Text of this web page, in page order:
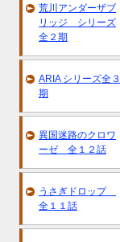
荒川アンダーザブ
リッジ シリーズ
全２期
ARIA シリーズ全３
期
異国迷路のクロワ
ーゼ 全１２話
うさぎドロップ
全１１話